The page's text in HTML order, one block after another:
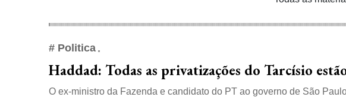
# Politica
Haddad: Todas as privatizações do Tarcísio
O ex-ministro da Fazenda e candidato do PT ao governo de São